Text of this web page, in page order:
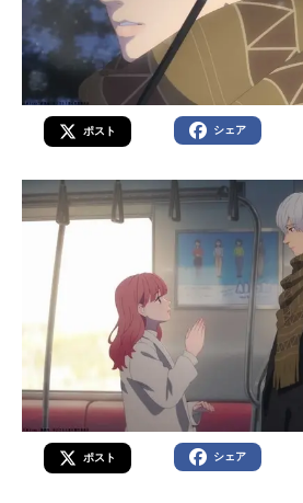
ポスト シェア
ポスト シェア